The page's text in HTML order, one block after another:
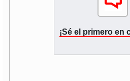
¡Sé el primero en